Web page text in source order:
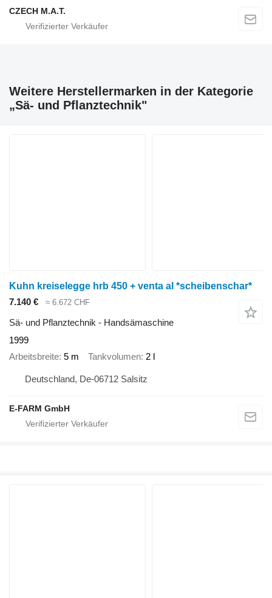
CZECH M.A.T.
Weitere Herstellermarken in der Kategorie
„Sä- und Pflanztechnik"
Kuhn kreiselegge hrb 450 + venta al *scheibenschar*
7.140 €
≈ 6.672 CHF
Sä- und Pflanztechnik - Handsämaschine
1999
Arbeitsbreite 5 m Tankvolumen 2 l
Deutschland, De-06712 Salsitz
E-FARM GmbH